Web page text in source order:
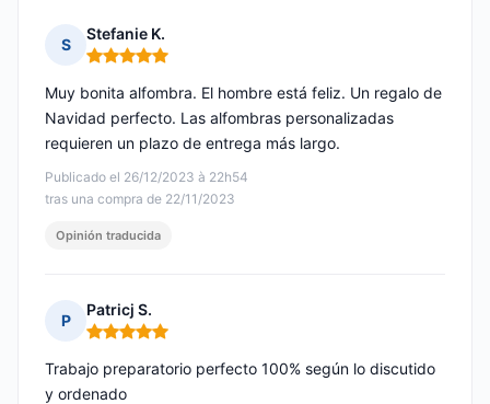
S
Stefanie K.
Nota: 5 de 5
Publicado el 26/12/2023 à 22h54
tras una compra de 22/11/2023
Muy bonita alfombra. El hombre está feliz. Un regalo de
Navidad perfecto. Las alfombras personalizadas
requieren un plazo de entrega más largo.
Opinión traducida
P
Patricj S.
Nota: 5 de 5
Trabajo preparatorio perfecto 100% según lo discutido
y ordenado